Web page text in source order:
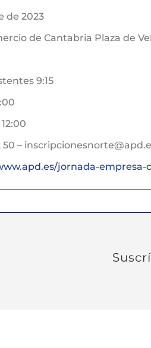
de 2023
de Cantabria Plaza de
9:15
–
jornada-empresa-